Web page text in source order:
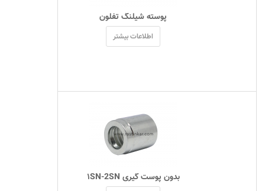
پوسته شیلنگ تفلون
اطلاعات بیشتر
بدون پوست گیری ۱SN-2SN